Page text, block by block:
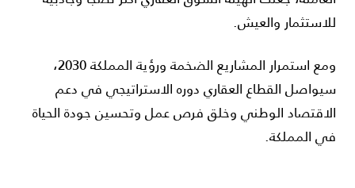
للاستثمار والعيش.
ومع استمرار المشاريع الضخمة ورؤية المملكة 2030،
سيواصل القطاع العقاري دوره الاستراتيجي في دعم
الاقتصاد الوطني وخلق فرص عمل وتحسين جودة الحياة
في المملكة.